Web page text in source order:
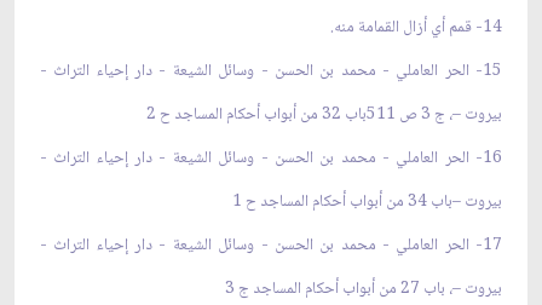
14- قمم أي أزال القمامة منه.
15- الحر العاملي - محمد بن الحسن - وسائل الشيعة - دار إحياء التراث -
بيروت –، ج 3 ص 511باب 32 من أبواب أحكام المساجد ح 2
16- الحر العاملي - محمد بن الحسن - وسائل الشيعة - دار إحياء التراث -
بيروت –باب 34 من أبواب أحكام المساجد ح 1
17- الحر العاملي - محمد بن الحسن - وسائل الشيعة - دار إحياء التراث -
بيروت –، باب 27 من أبواب أحكام المساجد ج 3